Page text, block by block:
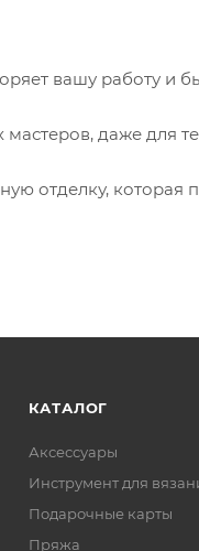
вашу работу и
даже для
отделку, которая
КАТАЛОГ
Аксессуары
Инструмент для
Подарочные карты
Пряжа